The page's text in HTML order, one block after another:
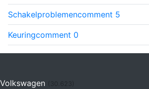
Schakelproblemencomment 5
Keuringcomment 0
Volkswagen (30.623)